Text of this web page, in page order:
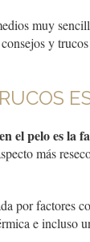
muy
y
el pelo es la
más
por factores
e incluso